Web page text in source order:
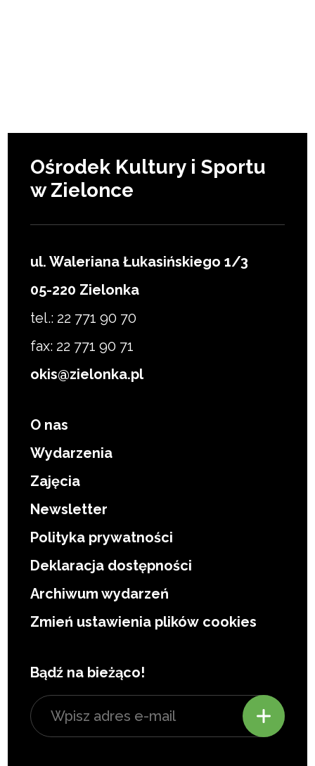
Ośrodek Kultury i Sportu
w Zielonce
ul. Waleriana Łukasińskiego 1/3
05-220 Zielonka
tel.: 22 771 90 70
fax: 22 771 90 71
okis@zielonka.pl
O nas
Wydarzenia
Zajęcia
Newsletter
Polityka prywatności
Deklaracja dostępności
Archiwum wydarzeń
Zmień ustawienia plików cookies
Bądź na bieżąco!